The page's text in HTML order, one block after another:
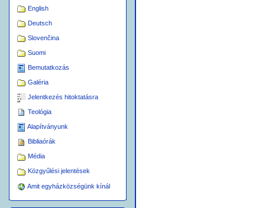
English
Deutsch
Slovenčina
Suomi
Bemutatkozás
Galéria
Jelentkezés hitoktatásra
Teológia
Alapítványunk
Bibliaórák
Média
Közgyűlési jelentések
Amit egyházközségünk kínál